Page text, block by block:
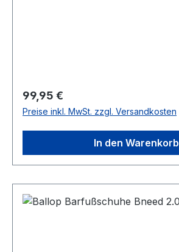
Regulärer Preis:
99,95 €
Preise inkl. MwSt. zzgl. Versandkosten
In den Warenkorb